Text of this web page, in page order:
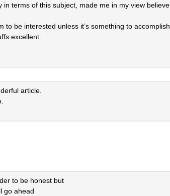
in terms of this subject, made me in my view believe
to be interested unless it’s something to accomplish
excellent.
article.
to be honest but
go ahead